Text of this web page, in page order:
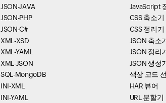
JSON-JAVA
JSON-PHP
JSON-C#
XML-XSD
XML-YAML
XML-JSON
SQL-MongoDB
INI-XML
INI-YAML
JavaScript
CSS 축소기
CSS 정리기
JSON 축소
JSON 정리
JSON 생성
색상 코드
HAR 뷰어
URL 분할기